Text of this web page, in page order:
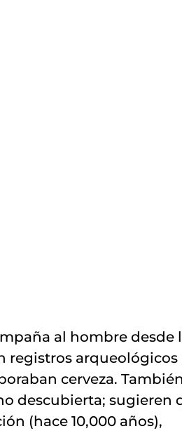
al hombre desde
registros arqueológicos
cerveza.
descubierta; sugieren
(hace 10,000 años),